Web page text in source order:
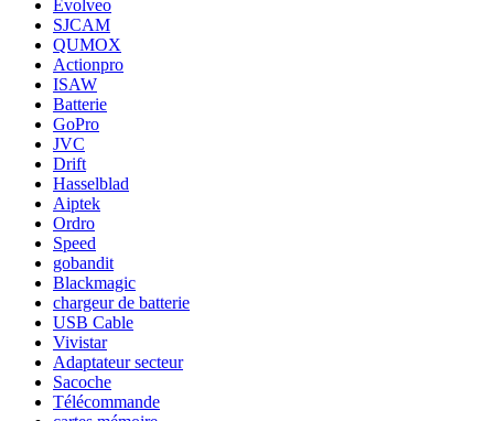
Evolveo
SJCAM
QUMOX
Actionpro
ISAW
Batterie
GoPro
JVC
Drift
Hasselblad
Aiptek
Ordro
Speed
gobandit
Blackmagic
chargeur de batterie
USB Cable
Vivistar
Adaptateur secteur
Sacoche
Télécommande